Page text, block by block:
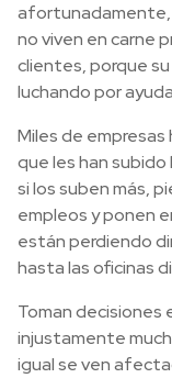
afortunadamente,
no viven en carne
clientes, porque
luchando por
Miles de
que les han
si los suben más,
empleos y ponen
están perdiendo
hasta las oficinas
Toman
injustamente
igual se ven